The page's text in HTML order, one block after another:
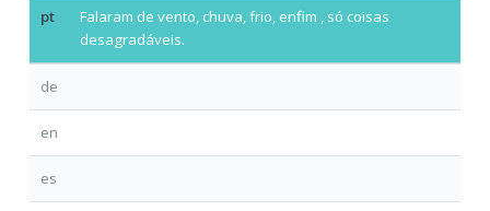
pt Falaram de vento, chuva, frio, enfim , só coisas
desagradáveis.
de
en
es